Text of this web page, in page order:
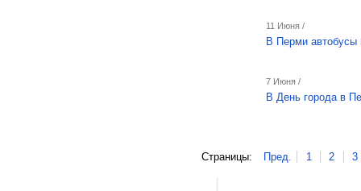
11 Июня /
В Перми автобусы
7 Июня /
В День города в
Страницы: Пред. 1 2 3